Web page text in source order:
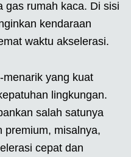
gas rumah kaca. Di sisi
kendaraan
waktu akselerasi.
yang kuat
lingkungan.
salah satunya
premium, misalnya,
cepat dan